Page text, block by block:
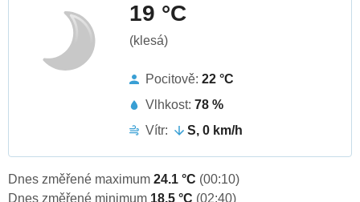
19 °C
(klesá)
Pocitově: 22 °C
Vlhkost: 78 %
Vítr:
S, 0 km/h
Dnes změřené maximum 24.1 °C (00:10)
Dnes změřené minimum 18.5 °C (02:40)